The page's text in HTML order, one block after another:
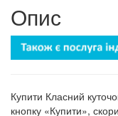
Опис
Купити Класний
кнопку «Купити»,